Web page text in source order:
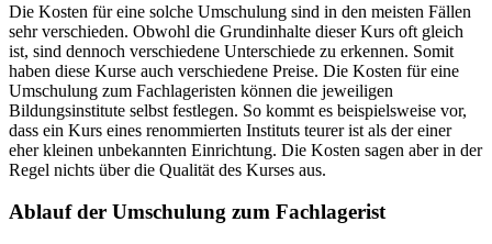
Die Kosten für eine solche Umschulung sind in den meisten Fällen
sehr verschieden. Obwohl die Grundinhalte dieser Kurs oft gleich
ist, sind dennoch verschiedene Unterschiede zu erkennen. Somit
haben diese Kurse auch verschiedene Preise. Die Kosten für eine
Umschulung zum Fachlageristen können die jeweiligen
Bildungsinstitute selbst festlegen. So kommt es beispielsweise vor,
dass ein Kurs eines renommierten Instituts teurer ist als der einer
eher kleinen unbekannten Einrichtung. Die Kosten sagen aber in der
Regel nichts über die Qualität des Kurses aus.
Ablauf der Umschulung zum Fachlagerist